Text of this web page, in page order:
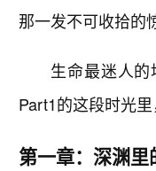
那一发不可收拾的
生命最迷人
Part1的这段时光
第一章：深渊